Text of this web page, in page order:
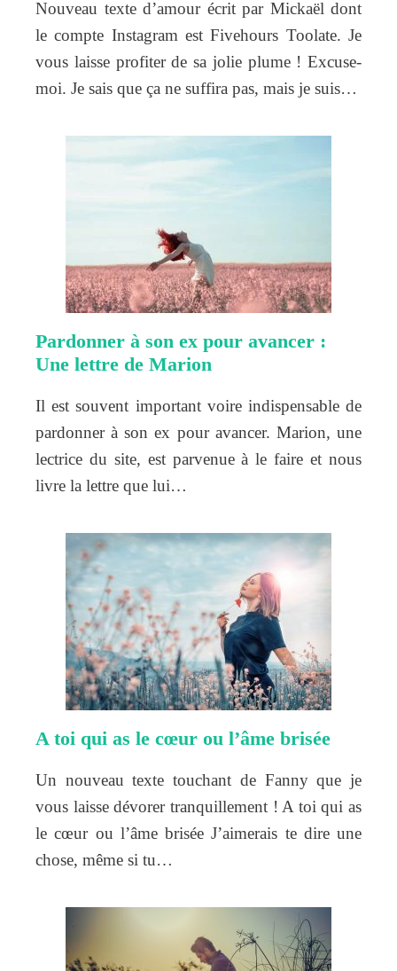
Nouveau texte d’amour écrit par Mickaël dont
le compte Instagram est Fivehours Toolate. Je
vous laisse profiter de sa jolie plume ! Excuse-
moi. Je sais que ça ne suffira pas, mais je suis…
Pardonner à son ex pour avancer :
Une lettre de Marion
Il est souvent important voire indispensable de
pardonner à son ex pour avancer. Marion, une
lectrice du site, est parvenue à le faire et nous
livre la lettre que lui…
A toi qui as le cœur ou l’âme brisée
Un nouveau texte touchant de Fanny que je
vous laisse dévorer tranquillement ! A toi qui as
le cœur ou l’âme brisée J’aimerais te dire une
chose, même si tu…